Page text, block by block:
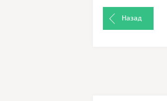
Назад